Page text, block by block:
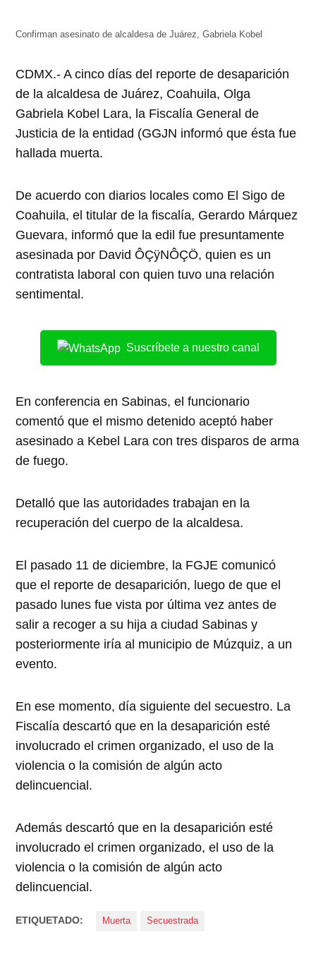
ventanaventanaventanaventanaventana
Confirman asesinato de alcaldesa de Juárez, Gabriela Kobel
CDMX.- A cinco días del reporte de desaparición
de la alcaldesa de Juárez, Coahuila, Olga
Gabriela Kobel Lara, la Fiscalía General de
Justicia de la entidad (GGJN informó que ésta fue
hallada muerta.
De acuerdo con diarios locales como El Sigo de
Coahuila, el titular de la fiscalía, Gerardo Márquez
Guevara, informó que la edil fue presuntamente
asesinada por David ÔÇÿNÔÇÖ, quien es un
contratista laboral con quien tuvo una relación
sentimental.
Suscríbete a nuestro canal
En conferencia en Sabinas, el funcionario
comentó que el mismo detenido aceptó haber
asesinado a Kebel Lara con tres disparos de arma
de fuego.
Detalló que las autoridades trabajan en la
recuperación del cuerpo de la alcaldesa.
El pasado 11 de diciembre, la FGJE comunicó
que el reporte de desaparición, luego de que el
pasado lunes fue vista por última vez antes de
salir a recoger a su hija a ciudad Sabinas y
posteriormente iría al municipio de Múzquiz, a un
evento.
En ese momento, día siguiente del secuestro. La
Fiscalía descartó que en la desaparición esté
involucrado el crimen organizado, el uso de la
violencia o la comisión de algún acto
delincuencial.
Además descartó que en la desaparición esté
involucrado el crimen organizado, el uso de la
violencia o la comisión de algún acto
delincuencial.
ETIQUETADO: Muerta Secuestrada